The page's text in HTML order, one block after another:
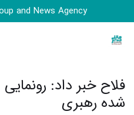
and News Agency
فلاح خبر داد:
شده رهبری